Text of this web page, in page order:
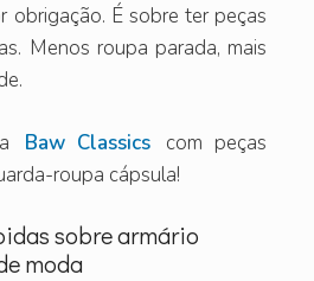
obrigação. É sobre ter peças
Menos roupa parada, mais
Baw Classics com peças
roupa cápsula!
sobre armário
moda